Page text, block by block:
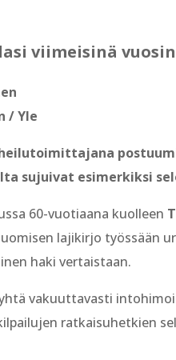
viimeisinä
/ Yle
sujuivat esimerkiksi
60-vuotiaana kuolleen
lajikirjo työssään
haki vertaistaan.
vakuuttavasti
ratkaisuhetkien